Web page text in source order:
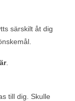
särskilt åt dig
.
till dig. Skulle